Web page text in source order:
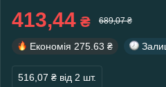
413,44 ₴ 689,07 ₴
Економія 275.63 ₴
516,07 ₴ від 2 шт.